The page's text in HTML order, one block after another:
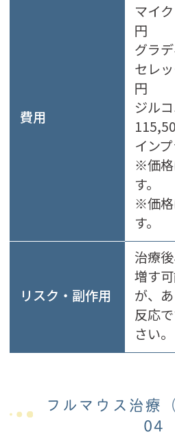
費用
マイ
円
グラ
セレ
円
ジル
イン
※価格
す。
※価格
す。
リスク・副作用
治療
増す
が、
反応
さい。
フルマウス治療
04